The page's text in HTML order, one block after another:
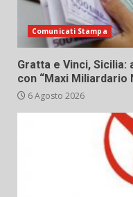
Comunicati Stampa
Gratta e Vinci, Sicilia:
con “Maxi Miliardario
6 Agosto 2026